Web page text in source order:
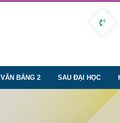
VĂN BẰNG 2 SAU ĐẠI HỌC